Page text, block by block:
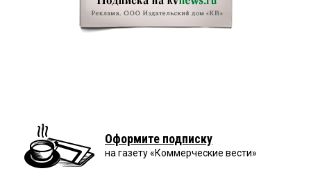
Оформите подписку
на газету «Коммерческие вести»